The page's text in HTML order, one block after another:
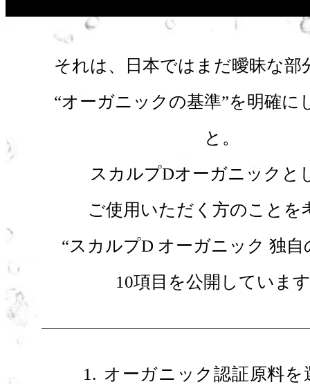
それは、日本ではまだ曖昧な部
“オーガニックの基準”を明確に
と。
スカルプDオーガニックと
ご使用いただく方のことを
“スカルプD オーガニック 独自
10項目を公開していま
オーガニック認証原料を